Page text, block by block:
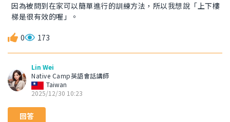
因為被問到在家可以簡單進行的訓練方法，所以我想說「上下樓
梯是很有效的喔」。
0 173
Lin Wei
Native Camp英語會話講師
Taiwan
2025/12/30 10:23
回答